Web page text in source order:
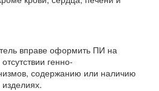
вправе оформить ПИ на
генно-
содержанию или наличию